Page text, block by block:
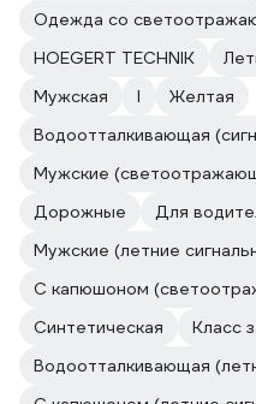
Одежда со
HOEGERT TECHNIK
Мужская
l
Желтая
Водоотталкивающая
Мужские
Дорожные
Для
Мужские (летние
С капюшоном
Синтетическая
Класс
Водоотталкивающая